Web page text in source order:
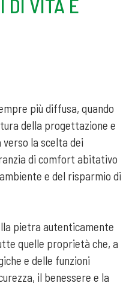
DI VITA E
più diffusa, quando
della progettazione e
la scelta dei
di comfort abitativo
e del risparmio di
pietra autenticamente
quelle proprietà che, a
e delle funzioni
il benessere e la